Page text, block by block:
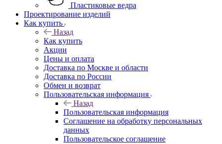
Пластиковые ведра
Проектирование изделий
Как купить
Назад
Как купить
Акции
Цены и оплата
Доставка по Москве и области
Доставка по России
Обмен и возврат
Пользовательская информация
Назад
Пользовательская информация
Соглашение на обработку персональных
данных
Пользовательское соглашение